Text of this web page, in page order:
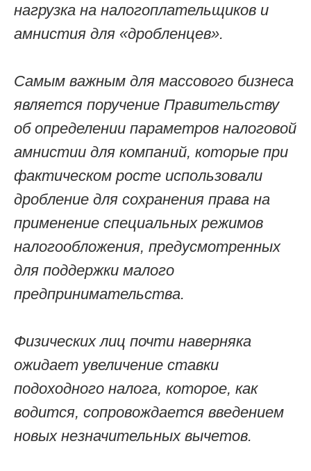
нагрузка на налогоплательщиков и
амнистия для «дробленцев».
Самым важным для массового бизнеса
является поручение Правительству
об определении параметров налоговой
амнистии для компаний, которые при
фактическом росте использовали
дробление для сохранения права на
применение специальных режимов
налогообложения, предусмотренных
для поддержки малого
предпринимательства.
Физических лиц почти наверняка
ожидает увеличение ставки
подоходного налога, которое, как
водится, сопровождается введением
новых незначительных вычетов.